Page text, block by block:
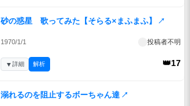
砂の惑星 歌ってみた【そらる×まふまふ】 ↗
1970/1/1 投稿者不明
👑17
▼詳細 解析
溺れるのを阻止するボーちゃん達 ↗